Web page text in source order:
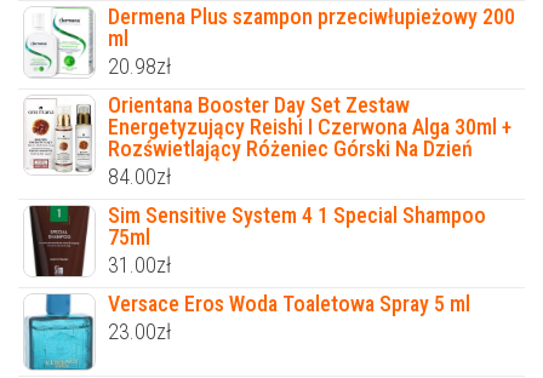
Dermena Plus szampon przeciwłupieżowy 200
ml
20.98zł
Orientana Booster Day Set Zestaw
Energetyzujący Reishi I Czerwona Alga 30ml +
Rozświetlający Różeniec Górski Na Dzień
84.00zł
Sim Sensitive System 4 1 Special Shampoo
75ml
31.00zł
Versace Eros Woda Toaletowa Spray 5 ml
23.00zł